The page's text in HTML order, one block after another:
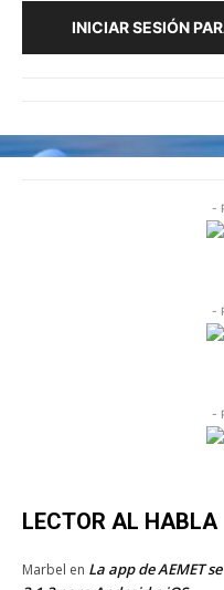
INICIAR SESIÓN
-
-
-
LECTOR AL HABLA
Marbel en La app de AEMET